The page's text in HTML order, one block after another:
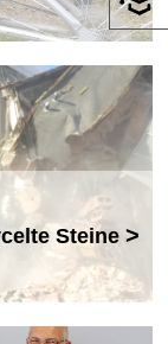
Steine >